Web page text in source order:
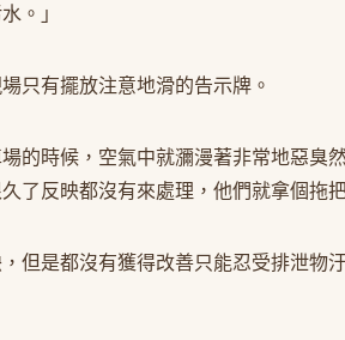
。」
只有擺放注意地滑的告示牌。
的時候，空氣中就瀰漫著非常地惡臭
了反映都沒有來處理，他們就拿個拖
但是都沒有獲得改善只能忍受排泄物